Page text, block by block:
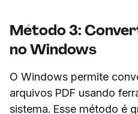
Método 3:
no Windows
O Windows permite
arquivos PDF usando
sistema. Esse método é